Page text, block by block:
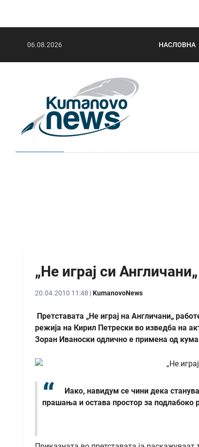
06.08.2026 НАСЛОВНА
„Не играј си
20.04.2010 11:48 |KumanovoNews
Претставата „Не играј на Англичани„
режија на Кирил Петрески во изведба на
Зоран Иваноски одлично е примена од
Иако, навидум се чини дека
прашања и остава простор за подлабоко